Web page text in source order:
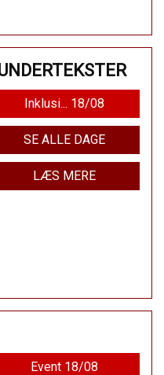
Inklusi... 18/08
SE ALLE DAGE
LÆS MERE
Event 18/08